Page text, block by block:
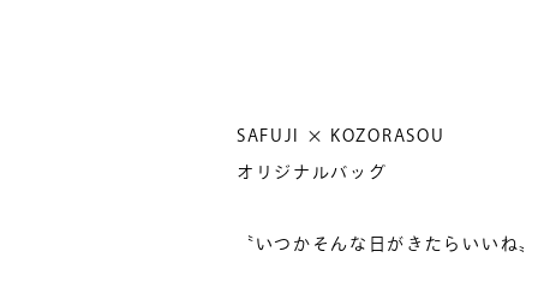
SAFUJI × KOZORASOU
オリジナルバッグ
〝いつかそんな日がきたらいいね〟